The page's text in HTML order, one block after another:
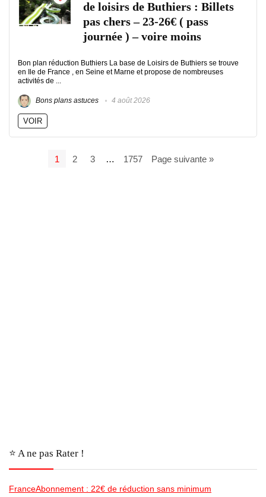
de loisirs de Buthiers : Billets
pas chers – 23-26€ ( pass
journée ) – voire moins
Bon plan réduction Buthiers La base de Loisirs de Buthiers se trouve
en Ile de France , en Seine et Marne et propose de nombreuses
activités de ...
Bons plans astuces 4 août 2026
VOIR
1 2 3 … 1757 Page suivante »
⭐️ A ne pas Rater !
FranceAbonnement : 22€ de réduction sans minimum